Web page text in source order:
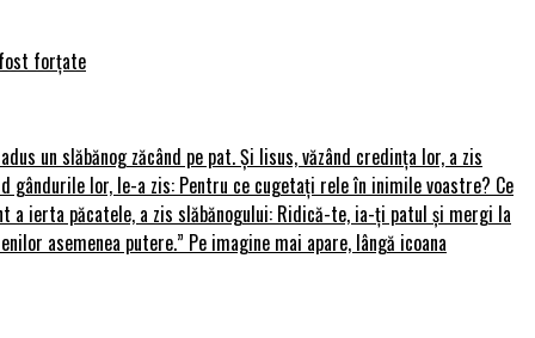
forțate
un slăbănog zăcând pe pat. Și Iisus, văzând credința lor, a zis
lor, le-a zis: Pentru ce cugetați rele în inimile voastre? Ce
a ierta păcatele, a zis slăbănogului: Ridică-te, ia-ți patul și mergi la
asemenea putere.” Pe imagine mai apare, lângă icoana